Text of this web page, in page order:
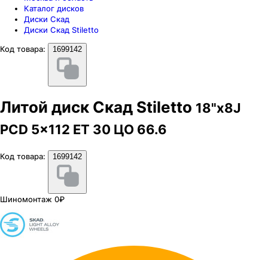
Каталог дисков
Диски Скад
Диски Скад Stiletto
Код товара:
1699142
Литой диск Скад Stiletto 18"x8J
PCD 5x112 ЕТ 30 ЦО 66.6
Код товара: 1699142
Шиномонтаж 0₽